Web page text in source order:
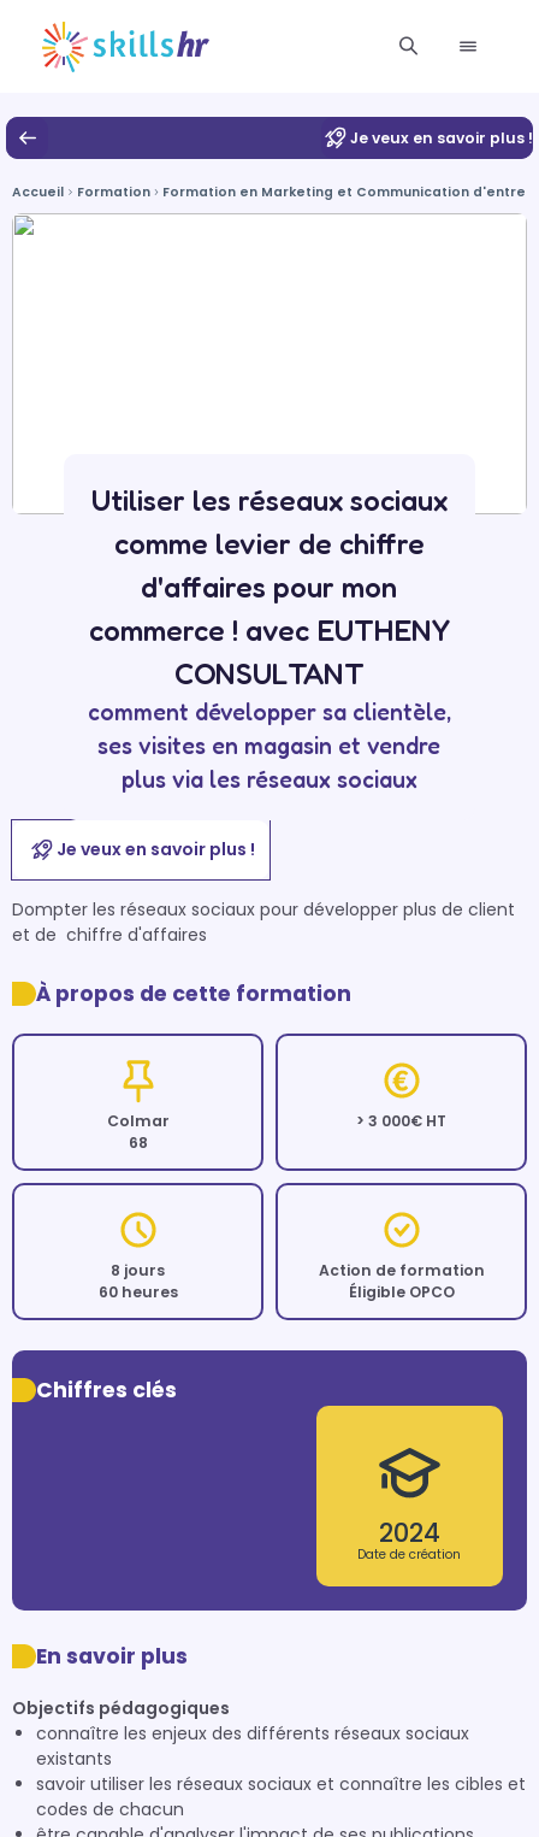
Je veux en savoir plus !
Accueil Formation Formation en Marketing et Communication
Utiliser les réseaux sociaux
comme levier de chiffre
d'affaires pour mon
commerce ! avec EUTHENY
CONSULTANT
comment développer sa clientèle,
ses visites en magasin et vendre
plus via les réseaux sociaux
Je veux en savoir plus !
Dompter les réseaux sociaux pour développer plus de client
et de  chiffre d'affaires
À propos de cette formation
Colmar
68
> 3 000€ HT
8 jours
60 heures
Action de formation
Éligible OPCO
Chiffres clés
2024
Date de création
En savoir plus
Objectifs pédagogiques
connaître les enjeux des différents réseaux sociaux
existants
savoir utiliser les réseaux sociaux et connaître les cibles et
codes de chacun